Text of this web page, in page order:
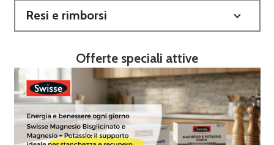
Resi e rimborsi
Offerte speciali attive